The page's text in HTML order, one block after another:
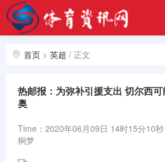
首页
西甲
德甲
首页 > 英超 / 正文
热邮报：为弥补引援支出 切尔西
奥
Time：2020年06月09日 14时15分10秒
桐梦